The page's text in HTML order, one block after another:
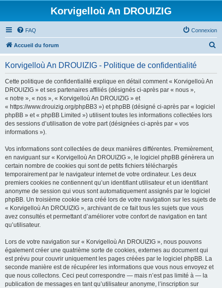
Korvigelloù An DROUIZIG
FAQ Connexion
Accueil du forum
Korvigelloù An DROUIZIG - Politique de confidentialité
Cette politique de confidentialité explique en détail comment « Korvigelloù An
DROUIZIG » et ses partenaires affiliés (désignés ci-après par « nous »,
« notre », « nos », « Korvigelloù An DROUIZIG » et
« https://www.drouizig.org/phpBB3 ») et phpBB (désigné ci-après par « logiciel
phpBB » et « phpBB Limited ») utilisent toutes les informations collectées lors
des sessions d’utilisation de votre part (désignées ci-après par « vos
informations »).
Vos informations sont collectées de deux manières différentes. Premièrement,
en naviguant sur « Korvigelloù An DROUIZIG », le logiciel phpBB génèrera un
certain nombre de cookies qui sont de petits fichiers téléchargés
temporairement par le navigateur internet de votre ordinateur. Les deux
premiers cookies ne contiennent qu’un identifiant utilisateur et un identifiant
anonyme de session qui vous sont automatiquement assignés par le logiciel
phpBB. Un troisième cookie sera créé lors de votre navigation sur les sujets de
« Korvigelloù An DROUIZIG », archivant de ce fait tous les sujets que vous
avez consultés et permettant d’améliorer votre confort de navigation en tant
qu’utilisateur.
Lors de votre navigation sur « Korvigelloù An DROUIZIG », nous pouvons
également créer une quatrième sorte de cookies, externes au document qui
est prévu pour couvrir uniquement les pages créées par le logiciel phpBB. La
seconde manière est de récupérer les informations que vous nous envoyez et
que nous collectons. Ceci peut correspondre — mais n’est pas limité à — la
publication de messages en tant qu’utilisateur anonyme, l’inscription sur